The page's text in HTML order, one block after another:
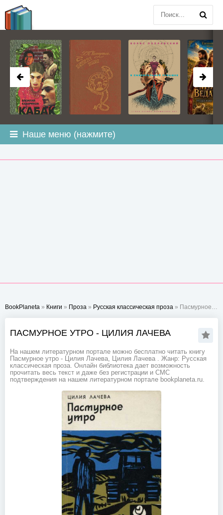
Наше меню (нажмите)
BookPlaneta » Книги » Проза » Русская классическая проза » Пасмурное утро - Цилия Лачева
ПАСМУРНОЕ УТРО - ЦИЛИЯ ЛАЧЕВА
На нашем литературном портале можно бесплатно читать книгу
Пасмурное утро - Цилия Лачева, Цилия Лачева . Жанр: Русская
классическая проза. Онлайн библиотека дает возможность
прочитать весь текст и даже без регистрации и СМС
подтверждения на нашем литературном портале bookplaneta.ru.
BOOKPLANETA.COM